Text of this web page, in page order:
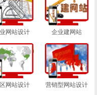
网站设计 企业建网站
网站设计 营销型网站设计